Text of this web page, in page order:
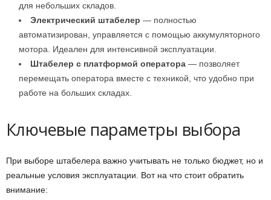
для небольших складов.
Электрический штабелер — полностью
автоматизирован, управляется с помощью аккумуляторного
мотора. Идеален для интенсивной эксплуатации.
Штабелер с платформой оператора — позволяет
перемещать оператора вместе с техникой, что удобно при
работе на больших складах.
Ключевые параметры выбора
При выборе штабелера важно учитывать не только бюджет, но и
реальные условия эксплуатации. Вот на что стоит обратить
внимание: